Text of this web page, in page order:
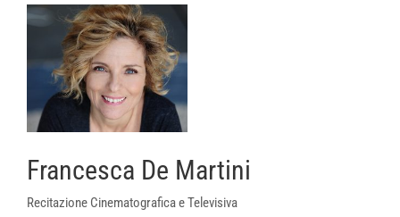
Francesca De Martini
Recitazione Cinematografica e Televisiva